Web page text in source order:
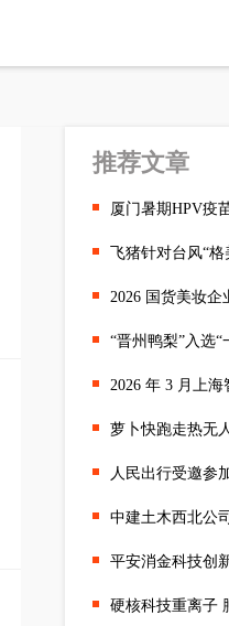
推荐文章
“晋州鸭梨”入选
人民出行受邀参